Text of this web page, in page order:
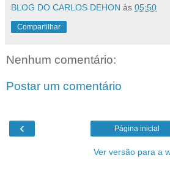
BLOG DO CARLOS DEHON às 05:50
Compartilhar
Nenhum comentário:
Postar um comentário
‹ Página inicial
Ver versão para a